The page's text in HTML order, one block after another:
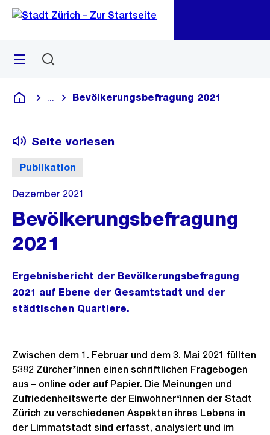
Navigation
Sprunglink
Menü
Deutsch
Blende alle Breadcrumbs ein
Bevölkerungsbefragung 2021
Publikation
Seite vorlesen
Dezember 2021
Bevölkerungsbefragung
2021
Ergebnisbericht der Bevölkerungsbefragung
2021 auf Ebene der Gesamtstadt und der
städtischen Quartiere.
Zwischen dem 1. Februar und dem 3. Mai 2021 füllten
5382 Zürcher*innen einen schriftlichen Fragebogen
aus – online oder auf Papier. Die Meinungen und
Zufriedenheitswerte der Einwohner*innen der Stadt
Zürich zu verschiedenen Aspekten ihres Lebens in
der Limmatstadt sind erfasst, analysiert und im